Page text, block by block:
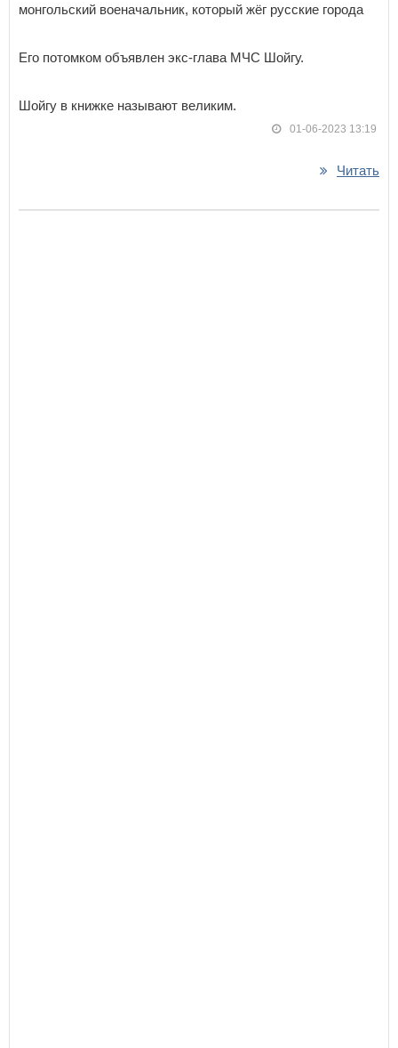
монгольский военачальник, который жёг русские города
Его потомком объявлен экс-глава МЧС Шойгу.
Шойгу в книжке называют великим.
01-06-2023 13:19
Читать